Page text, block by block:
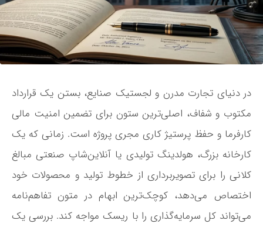
در دنیای تجارت مدرن و لجستیک صنایع، بستن یک قرارداد
مکتوب و شفاف، اصلی‌ترین ستون برای تضمین امنیت مالی
کارفرما و حفظ پرستیژ کاری مجری پروژه است. زمانی که یک
کارخانه بزرگ، هولدینگ تولیدی یا آنلاین‌شاپ صنعتی مبالغ
کلانی را برای تصویربرداری از خطوط تولید و محصولات خود
اختصاص می‌دهد، کوچک‌ترین ابهام در متون تفاهم‌نامه
می‌تواند کل سرمایه‌گذاری را با ریسک مواجه کند. بررسی یک